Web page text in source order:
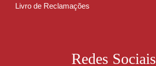
Livro de Reclamações
Redes Sociais